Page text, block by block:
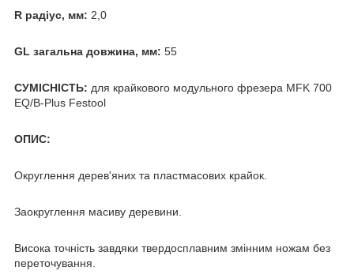
R радіус, мм: 2,0
GL загальна довжина, мм: 55
СУМІСНІСТЬ: для крайкового модульного фрезера MFK 700
EQ/B-Plus Festool
ОПИС:
Округлення дерев'яних та пластмасових крайок.
Заокруглення масиву деревини.
Висока точність завдяки твердосплавним змінним ножам без
переточування.